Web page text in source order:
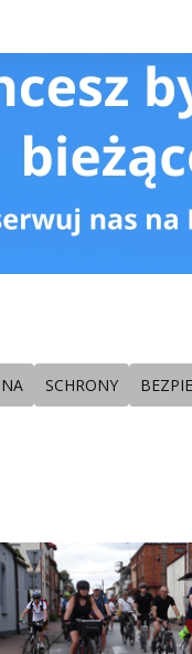
SCHRONY